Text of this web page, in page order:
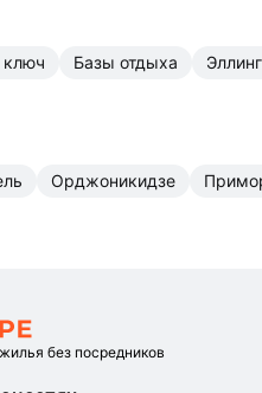
ключ базы отдыха
Орджоникидзе
без посредников